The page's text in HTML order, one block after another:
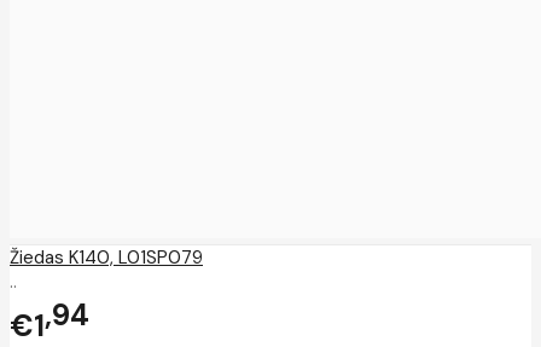
Žiedas K140, L01SP079
..
€1 94